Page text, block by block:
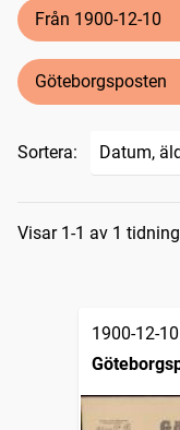
Från 1900-12-10
Göteborgsposten
Sortera:
Visar 1-1 av 1
1900-12-10